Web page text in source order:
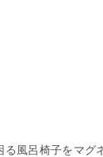
風呂椅子をマグ